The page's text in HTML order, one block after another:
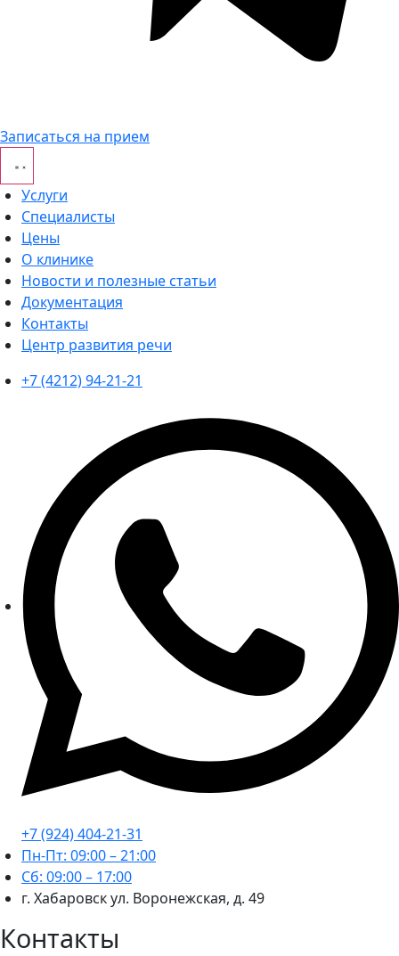
Записаться на прием
Услуги
Специалисты
Цены
О клинике
Новости и полезные статьи
Документация
Контакты
Центр развития речи
+7 (4212) 94-21-21
+7 (924) 404-21-31
Пн-Пт: 09:00 – 21:00
Сб: 09:00 – 17:00
г. Хабаровск ул. Воронежская, д. 49
Контакты